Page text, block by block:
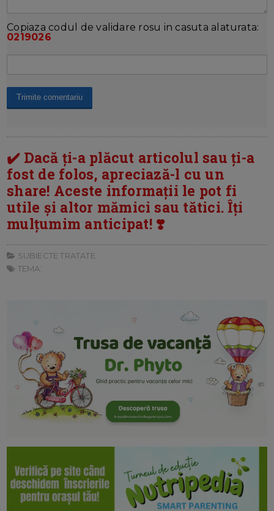
Copiaza codul de validare rosu in casuta alaturata:
0219026
✔️ Dacă ți-a plăcut articolul sau ți-a
fost de folos, apreciază-l cu un
share! Aceste informații le pot fi
utile și altor mămici sau tătici. Îți
mulțumim anticipat! ❣️
SUBIECTE TRATATE:
TEMA: